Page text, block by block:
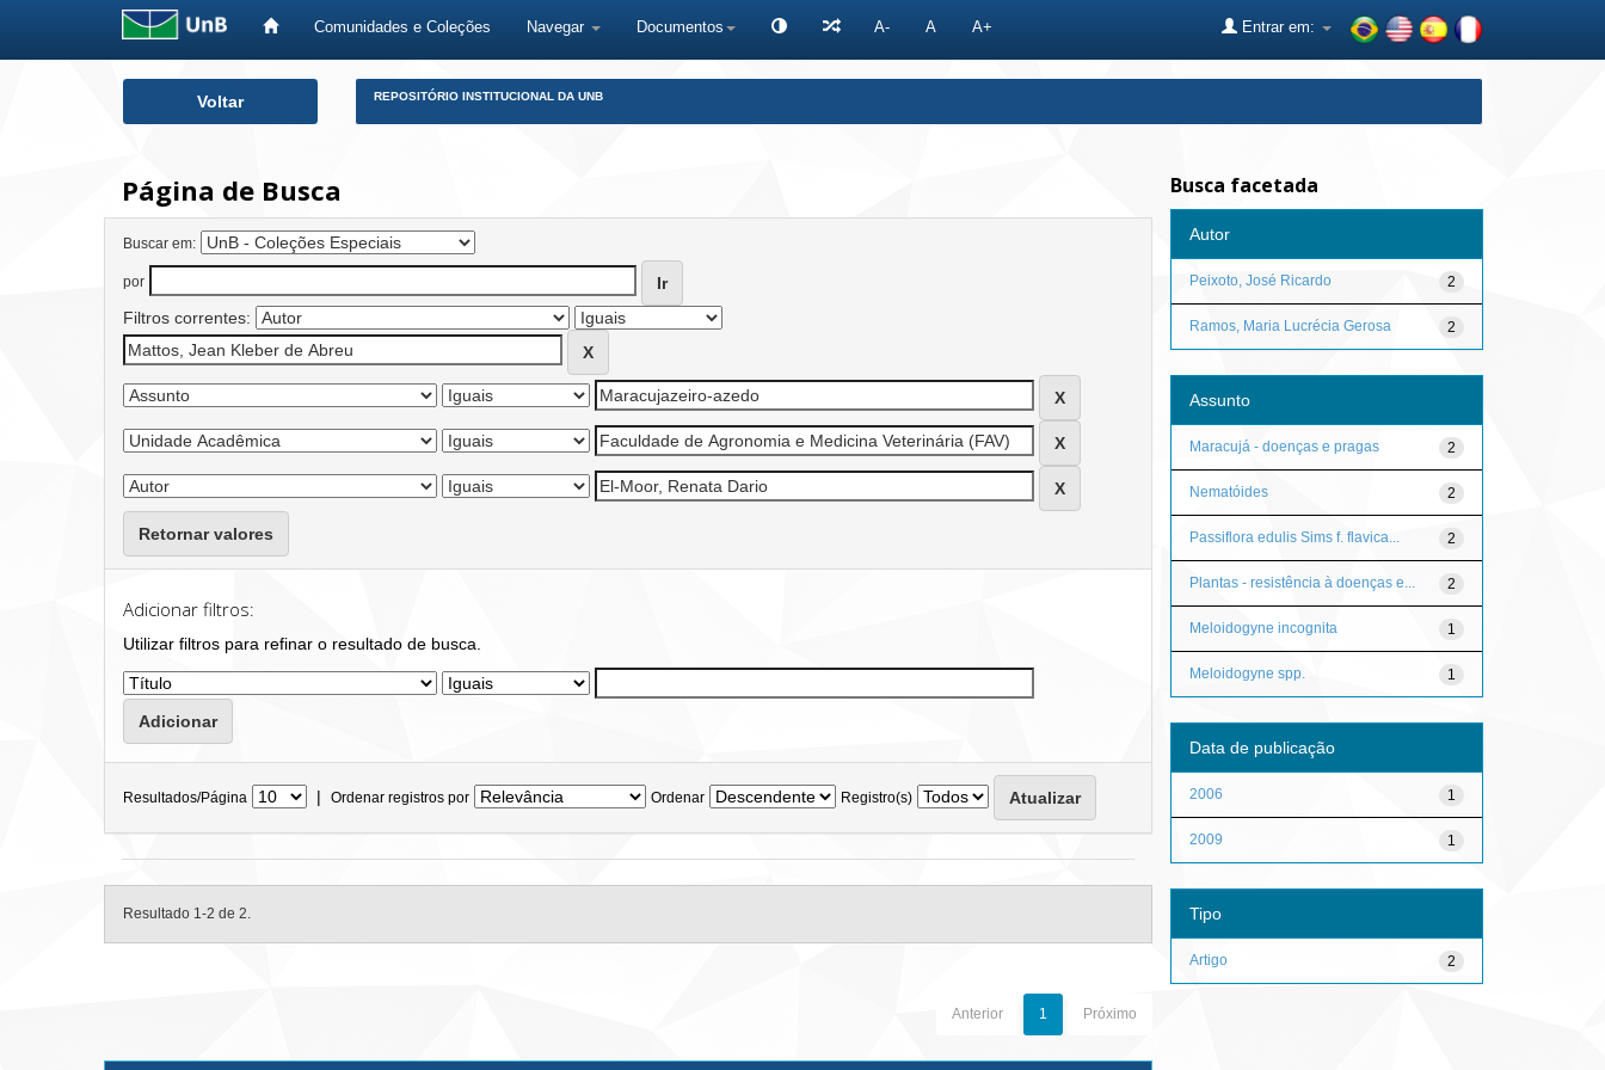
Comunidades e Coleções Navegar Documentos A- A A+ Entrar em:
Voltar REPOSITÓRIO INSTITUCIONAL DA UNB
Página de Busca
Buscar em:
por
Filtros correntes:
Retornar valores
Adicionar filtros:
Utilizar filtros para refinar o resultado de busca.
Resultados/Página | Ordenar registros por Ordenar Registro(s)
Resultado 1-2 de 2.
Anterior 1 Próximo
Busca facetada
Autor
2
Peixoto, José Ricardo
2
Ramos, Maria Lucrécia Gerosa
Assunto
2
Maracujá - doenças e pragas
2
Nematóides
2
Passiflora edulis Sims f. flavica...
2
Plantas - resistência à doenças e...
1
Meloidogyne incognita
1
Meloidogyne spp.
Data de publicação
1
2006
1
2009
Tipo
2
Artigo